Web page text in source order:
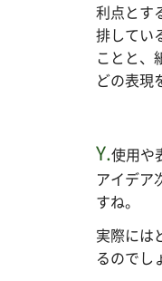
利点とす
排してい
ことと、
どの表現
Y.使用や
アイデア
すね。
実際には
るのでし